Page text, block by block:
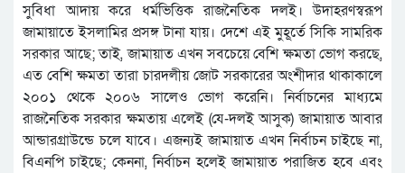
সুবিধা আদায় করে ধর্মভিত্তিক রাজনৈতিক দলই। উদাহরণস্বরূপ
জামায়াতে ইসলামির প্রসঙ্গ টানা যায়। দেশে এই মুহূর্তে সিকি সামরিক
সরকার আছে; তাই, জামায়াত এখন সবচেয়ে বেশি ক্ষমতা ভোগ করছে,
এত বেশি ক্ষমতা তারা চারদলীয় জোট সরকারের অংশীদার থাকাকালে
২০০১ থেকে ২০০৬ সালেও ভোগ করেনি। নির্বাচনের মাধ্যমে
রাজনৈতিক সরকার ক্ষমতায় এলেই (যে-দলই আসুক) জামায়াত আবার
আন্ডারগ্রাউন্ডে চলে যাবে। এজন্যই জামায়াত এখন নির্বাচন চাইছে না,
বিএনপি চাইছে; কেননা, নির্বাচন হলেই জামায়াত পরাজিত হবে এবং